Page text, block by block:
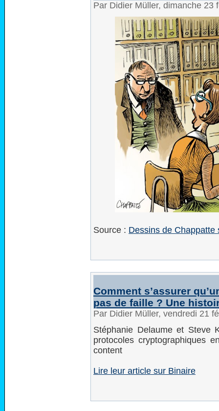
Par Didier Müller, dimanche 23
Source : Dessins de Chappatte
Comment s’assurer
pas de faille ? Une
Par Didier Müller, vendredi 21
Stéphanie Delaume et Steve
protocoles cryptographiques
content
Lire leur article sur Binaire